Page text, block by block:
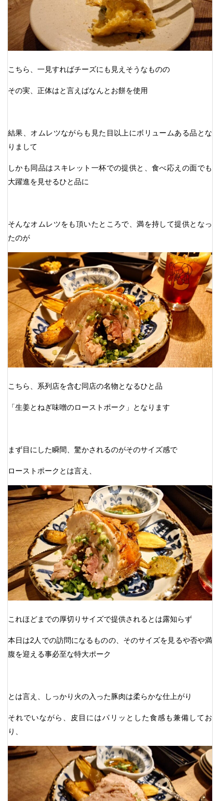
こちら、一見すればチーズにも見えそうなものの
その実、正体はと言えばなんとお餅を使用
結果、オムレツながらも見た目以上にボリュームある品とな
りまして
しかも同品はスキレット一杯での提供と、食べ応えの面でも
大躍進を見せるひと品に
そんなオムレツをも頂いたところで、満を持して提供となっ
たのが
こちら、系列店を含む同店の名物となるひと品
「生姜とねぎ味噌のローストポーク」となります
まず目にした瞬間、驚かされるのがそのサイズ感で
ローストポークとは言え、
これほどまでの厚切りサイズで提供されるとは露知らず
本日は2人での訪問になるものの、そのサイズを見るや否や満
腹を迎える事必至な特大ポーク
とは言え、しっかり火の入った豚肉は柔らかな仕上がり
それでいながら、皮目にはパリッとした食感も兼備してお
り、